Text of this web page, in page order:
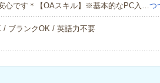
心です＊【OAスキル】※基本的なPC入…つ
/ ブランクOK / 英語力不要